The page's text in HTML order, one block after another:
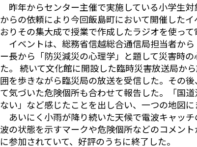
昨年からセンター主催で実施している小学生
からの依頼により今回飯島町において開催した
おりその集大成で授業で作成したラジオを使って
イベントは、総務省信越総合通信局担当者か
ー長から「防災減災の心理学」と題して災害時
た。 続いて文化館に開設した臨時災害放送局か
囲を歩きながら臨災局の放送を受信した。その
て気づいた危険個所も合わせて報告した。「国
ない」など感じたことを出し合い、一つの地図に
あいにく小雨が降り続いた天候で電波キャッ
波の状態を示すマークや危険個所などのコメン
に参加されていて、好評のうちに終了した。